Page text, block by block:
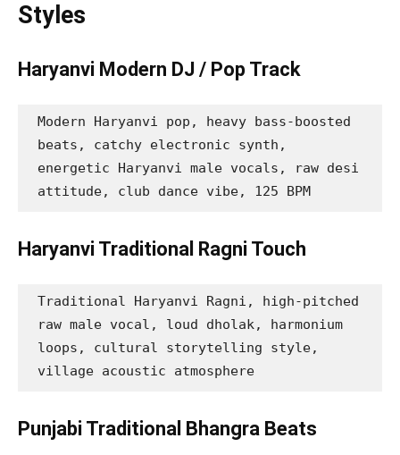
Styles
Haryanvi Modern DJ / Pop Track
Modern Haryanvi pop, heavy bass-boosted
beats, catchy electronic synth,
energetic Haryanvi male vocals, raw desi
attitude, club dance vibe, 125 BPM
Haryanvi Traditional Ragni Touch
Traditional Haryanvi Ragni, high-pitched
raw male vocal, loud dholak, harmonium
loops, cultural storytelling style,
village acoustic atmosphere
Punjabi Traditional Bhangra Beats